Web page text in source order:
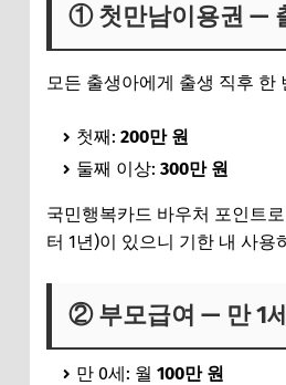
② 부모급여 — 만 1
신청은 한 번에 — 행
① 첫만남이용권 —
모든 출생아에게 출생 직후 한
첫째: 200만 원
둘째 이상: 300만 원
국민행복카드 바우처 포인트
터 1년)이 있으니 기한 내 사용
② 부모급여 — 만 1
만 0세: 월 100만 원